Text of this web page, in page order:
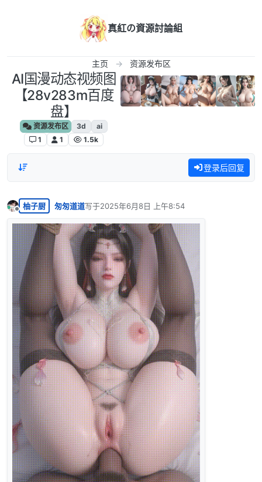
真紅の資源討論組
主页 资源发布区
AI国漫动态视频图
【28v283m百度
盘】
资源发布区 3d
ai
1
1 1.5k
登录后回复
离线
柚子厨 匆匆道道写于2025年6月8日 上午8:54
最后由 编辑